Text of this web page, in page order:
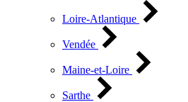
Loire-Atlantique
Vendée
Maine-et-Loire
Sarthe